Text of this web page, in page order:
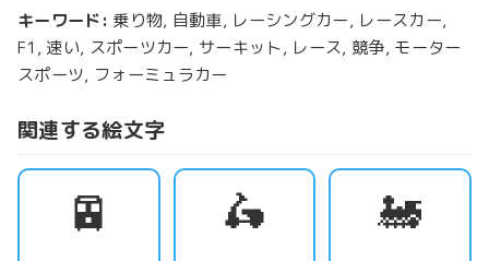
キーワード: 乗り物, 自動車, レーシングカー, レースカー,
F1, 速い, スポーツカー, サーキット, レース, 競争, モーター
スポーツ, フォーミュラカー
関連する絵文字
🚈 🛵 🚂